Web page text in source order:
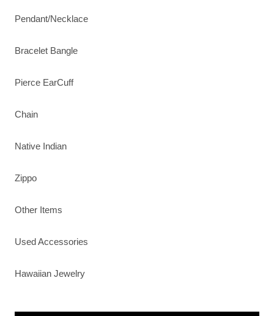
Pendant/Necklace
Bracelet Bangle
Pierce EarCuff
Chain
Native Indian
Zippo
Other Items
Used Accessories
Hawaiian Jewelry